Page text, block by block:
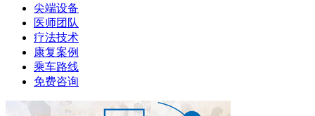
尖端设备
医师团队
疗法技术
康复案例
乘车路线
免费咨询